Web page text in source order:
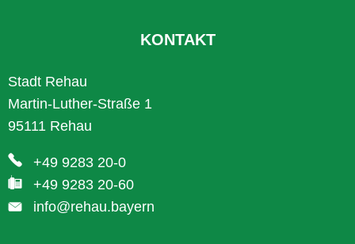
KONTAKT
Stadt Rehau
Martin-Luther-Straße 1
95111 Rehau
+49 9283 20-0
+49 9283 20-60
info@rehau.bayern